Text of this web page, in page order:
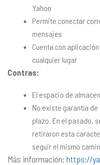
Yahoo
Permite conectar
mensajes
Cuenta con
cualquier lugar
Contras:
El espacio de
No existe garantía
plazo. En el pasado,
retiraron esta
seguir el mismo
Más información: https://